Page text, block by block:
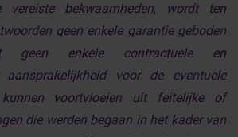
vereiste bekwaamheden, wordt ten
geen enkele garantie geboden
enkele contractuele en
aansprakelijkheid voor de eventuele
voortvloeien uit feitelijke of
die werden begaan in het kader van